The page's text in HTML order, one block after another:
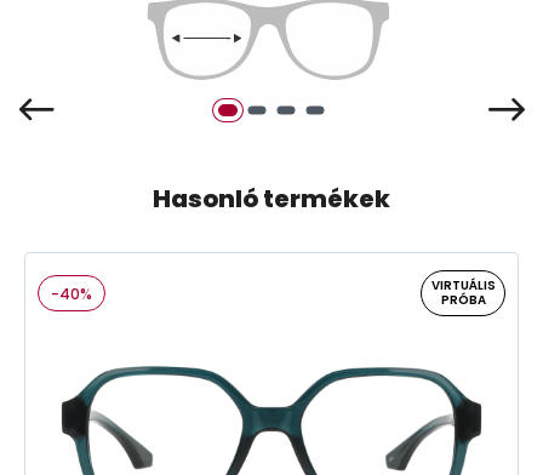
Hasonló termékek
-40%
VIRTUÁLIS
PRÓBA